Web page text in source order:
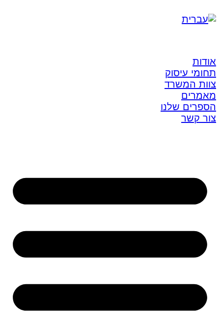
אודות
תחומי עיסוק
צוות המשרד
מאמרים
הספרים שלנו
צור קשר